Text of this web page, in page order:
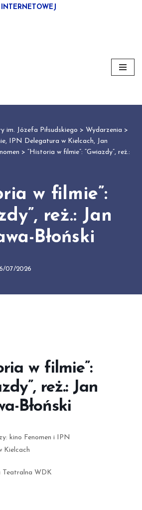
im. Józefa Piłsudskiego > Wydarzenia >
, IPN Delegatura w Kielcach, Jan
> “Historia w filmie”: “Gwiazdy”, reż.:
w filmie”:
reż.: Jan
Błoński
07/2026
w filmie”:
reż.: Jan
Błoński
kino Fenomen i IPN
Kielcach
Teatralna WDK